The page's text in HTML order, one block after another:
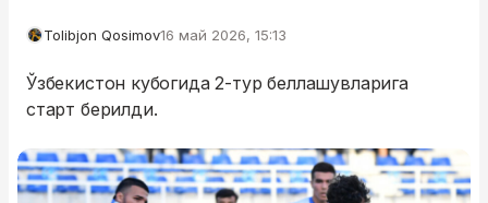
Tolibjon Qosimov16 май 2026, 15:13
Ўзбекистон кубогида 2-тур беллашувларига
старт берилди.